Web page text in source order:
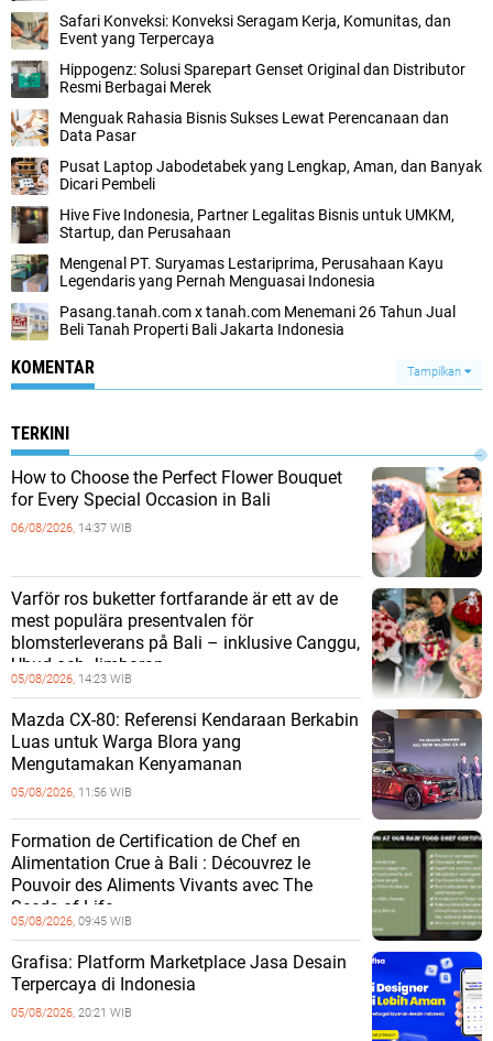
Safari Konveksi: Konveksi Seragam Kerja, Komunitas, dan
Event yang Terpercaya
Hippogenz: Solusi Sparepart Genset Original dan Distributor
Resmi Berbagai Merek
Menguak Rahasia Bisnis Sukses Lewat Perencanaan dan
Data Pasar
Pusat Laptop Jabodetabek yang Lengkap, Aman, dan Banyak
Dicari Pembeli
Hive Five Indonesia, Partner Legalitas Bisnis untuk UMKM,
Startup, dan Perusahaan
Mengenal PT. Suryamas Lestariprima, Perusahaan Kayu
Legendaris yang Pernah Menguasai Indonesia
Pasang.tanah.com x tanah.com Menemani 26 Tahun Jual
Beli Tanah Properti Bali Jakarta Indonesia
KOMENTAR Tampilkan
TERKINI
How to Choose the Perfect Flower Bouquet
for Every Special Occasion in Bali
06/08/2026, 14:37 WIB
Varför ros buketter fortfarande är ett av de
mest populära presentvalen för
blomsterleverans på Bali – inklusive Canggu,
Ubud och Jimbaran
05/08/2026, 14:23 WIB
Mazda CX-80: Referensi Kendaraan Berkabin
Luas untuk Warga Blora yang
Mengutamakan Kenyamanan
05/08/2026, 11:56 WIB
Formation de Certification de Chef en
Alimentation Crue à Bali : Découvrez le
Pouvoir des Aliments Vivants avec The
Seeds of Life
05/08/2026, 09:45 WIB
Grafisa: Platform Marketplace Jasa Desain
Terpercaya di Indonesia
05/08/2026, 20:21 WIB